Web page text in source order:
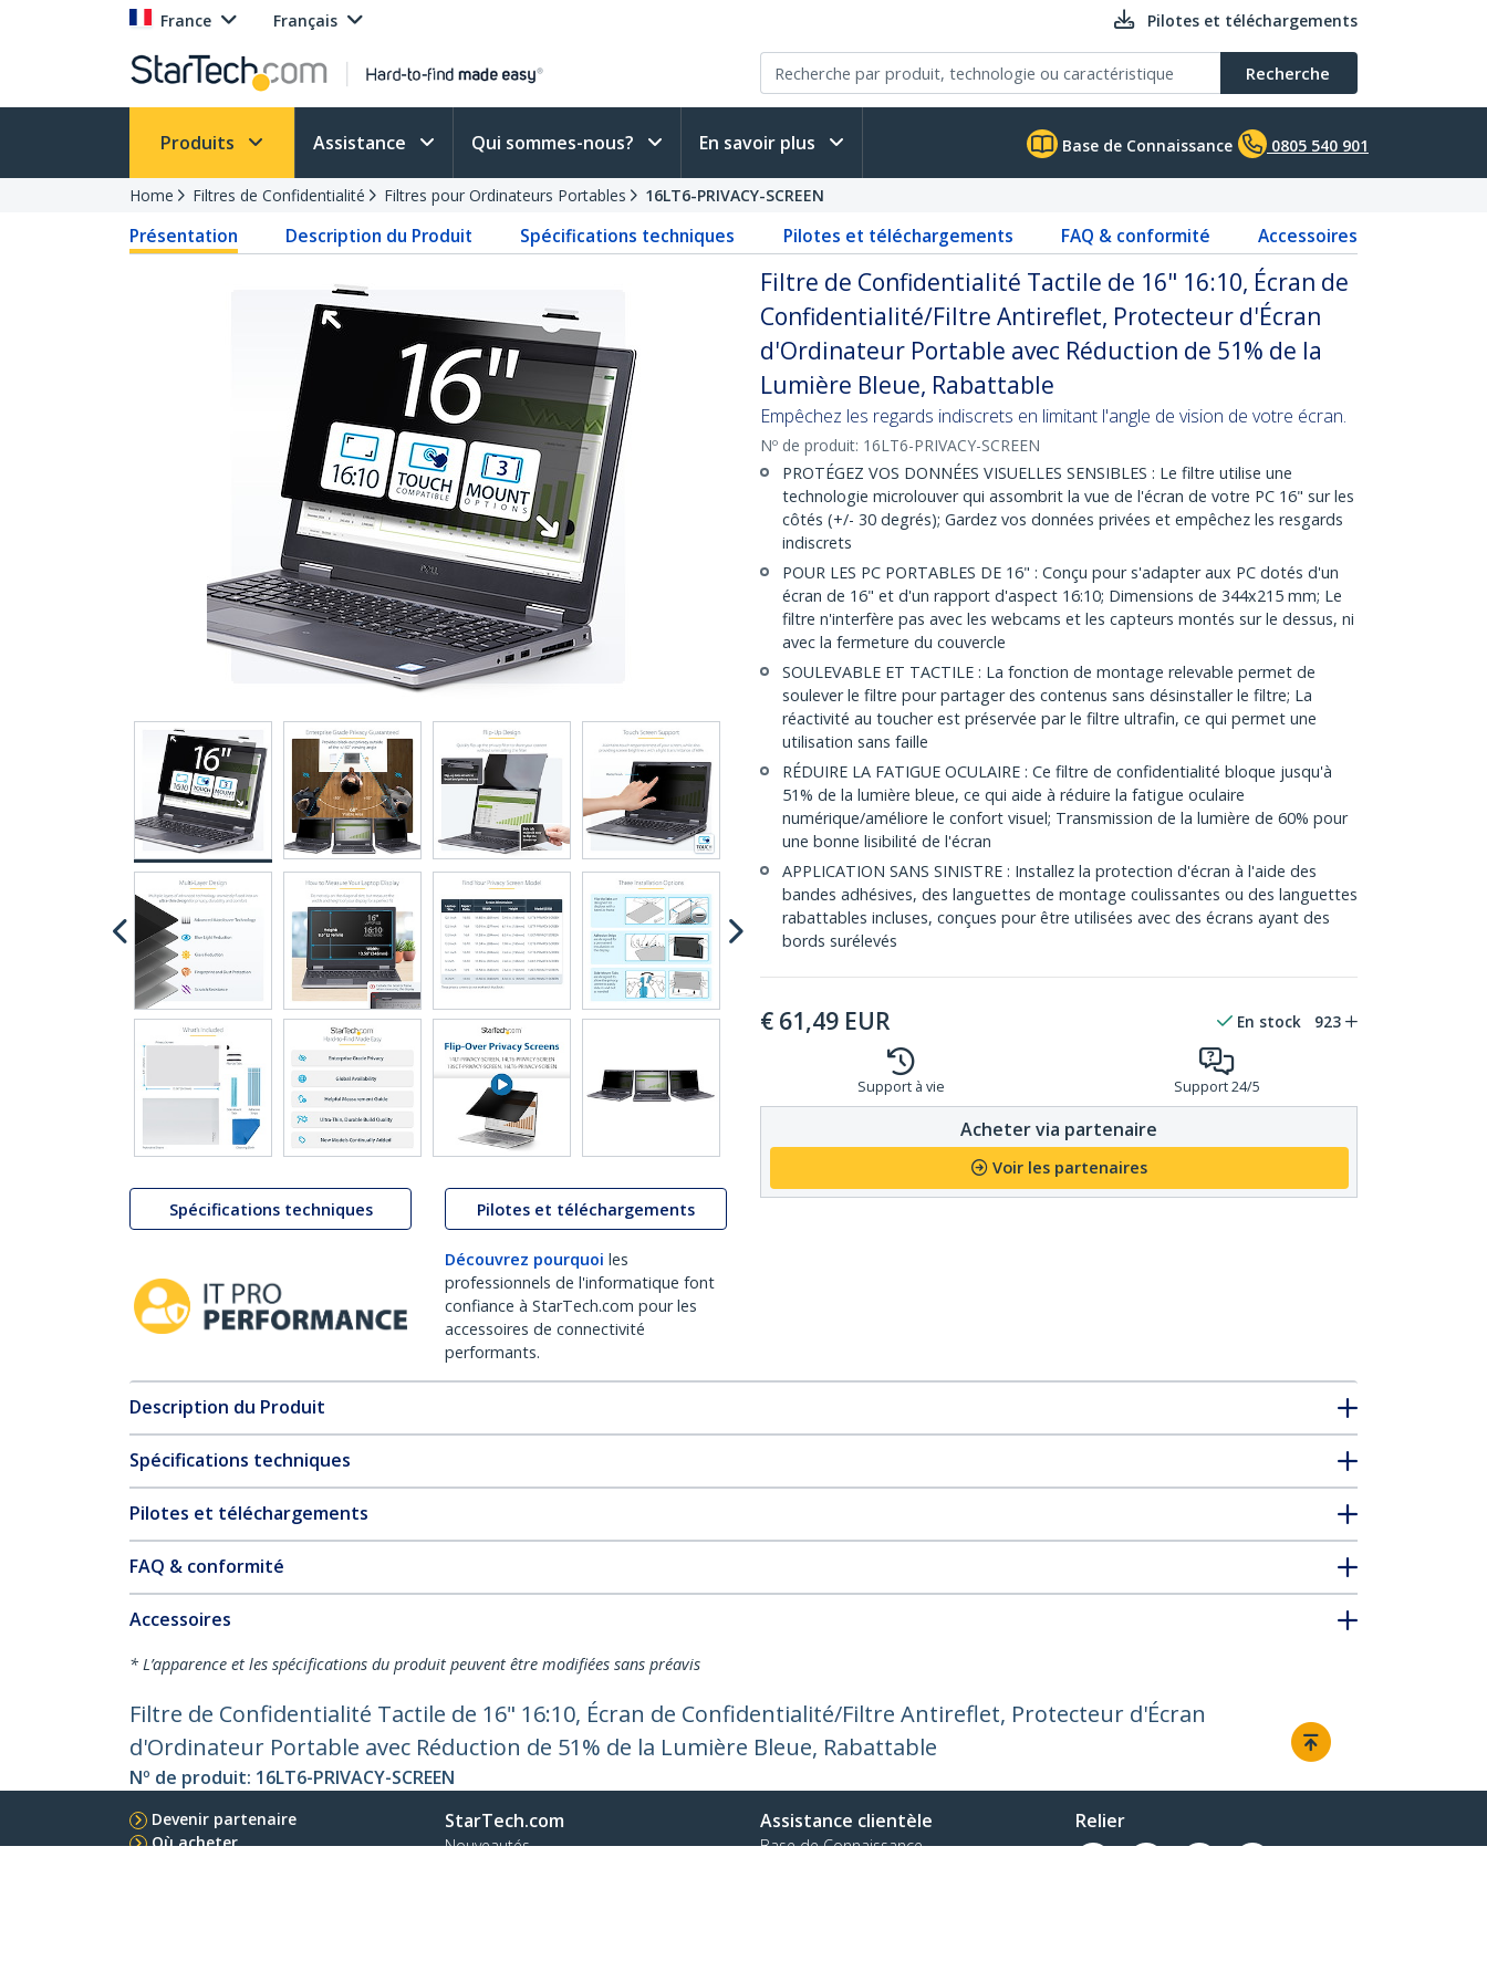
France Français Pilotes et téléchargements
Recherche
Produits Assistance Qui sommes-nous? En savoir plus Base de Connaissance 0805 540 901
Home Filtres de Confidentialité Filtres pour Ordinateurs Portables 16LT6-PRIVACY-SCREEN
Présentation Description du Produit Spécifications techniques Pilotes et téléchargements FAQ & conformité Accessoires
Spécifications techniques Pilotes et téléchargements
Découvrez pourquoi les
professionnels de l'informatique font
confiance à StarTech.com pour les
accessoires de connectivité
performants.
Filtre de Confidentialité Tactile de 16" 16:10, Écran de
Confidentialité/Filtre Antireflet, Protecteur d'Écran
d'Ordinateur Portable avec Réduction de 51% de la
Lumière Bleue, Rabattable
Empêchez les regards indiscrets en limitant l'angle de vision de votre écran.
Nº de produit: 16LT6-PRIVACY-SCREEN
PROTÉGEZ VOS DONNÉES VISUELLES SENSIBLES : Le filtre utilise une
technologie microlouver qui assombrit la vue de l'écran de votre PC 16" sur les
côtés (+/- 30 degrés); Gardez vos données privées et empêchez les resgards
indiscrets
POUR LES PC PORTABLES DE 16" : Conçu pour s'adapter aux PC dotés d'un
écran de 16" et d'un rapport d'aspect 16:10; Dimensions de 344x215 mm; Le
filtre n'interfère pas avec les webcams et les capteurs montés sur le dessus, ni
avec la fermeture du couvercle
SOULEVABLE ET TACTILE : La fonction de montage relevable permet de
soulever le filtre pour partager des contenus sans désinstaller le filtre; La
réactivité au toucher est préservée par le filtre ultrafin, ce qui permet une
utilisation sans faille
RÉDUIRE LA FATIGUE OCULAIRE : Ce filtre de confidentialité bloque jusqu'à
51% de la lumière bleue, ce qui aide à réduire la fatigue oculaire
numérique/améliore le confort visuel; Transmission de la lumière de 60% pour
une bonne lisibilité de l'écran
APPLICATION SANS SINISTRE : Installez la protection d'écran à l'aide des
bandes adhésives, des languettes de montage coulissantes ou des languettes
rabattables incluses, conçues pour être utilisées avec des écrans ayant des
bords surélevés
€ 61,49 EUR En stock 923
Support à vie Support 24/5
Acheter via partenaire
Voir les partenaires
Description du Produit
Spécifications techniques
Pilotes et téléchargements
FAQ & conformité
Accessoires
* L’apparence et les spécifications du produit peuvent être modifiées sans préavis
Filtre de Confidentialité Tactile de 16" 16:10, Écran de Confidentialité/Filtre Antireflet, Protecteur d'Écran
d'Ordinateur Portable avec Réduction de 51% de la Lumière Bleue, Rabattable
Nº de produit: 16LT6-PRIVACY-SCREEN
Devenir partenaire
Où acheter
StarTech.com
Nouveautés
Assistance clientèle
Base de Connaissance
Relier